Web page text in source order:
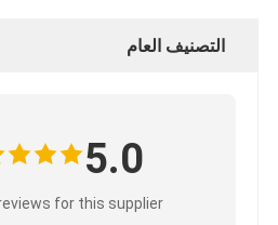
التصنيف العام
5.0
for this supplier